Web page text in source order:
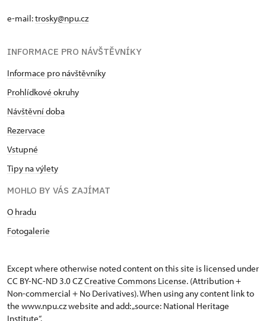
e-mail:trosky@npu.cz
INFORMACE PRO NÁVŠTĚVNÍKY
Informace pro návštěvníky
Prohlídkové okruhy
Návštěvní doba
Rezervace
Vstupné
Tipy na výlety
MOHLO BY VÁS ZAJÍMAT
O hradu
Fotogalerie
Except where otherwise noted content on this site is licensed under
CC BY-NC-ND 3.0 CZCreative Commons License. (Attribution +
Non-commercial + No Derivatives). When using any content link to
the www.npu.cz website and add: „source: National Heritage
Institute“.